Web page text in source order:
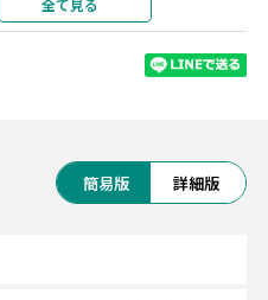
》━━・・
連邦を構成する首長国の1つ、ド
も有名なリゾート地です。
う存分にお楽しみください。
全て見る
簡易版 詳細版